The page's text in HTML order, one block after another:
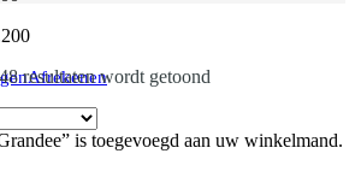
Afrekenen
resultaten wordt getoond
is toegevoegd aan uw winkelmand.